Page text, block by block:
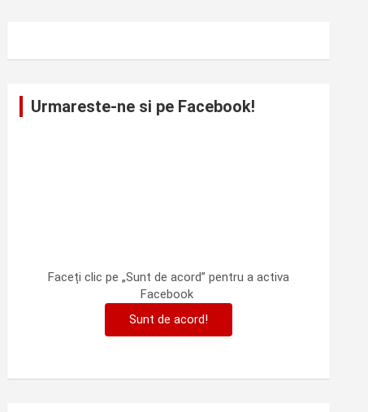
Urmareste-ne si pe Facebook!
Faceți clic pe „Sunt de acord” pentru a activa
Facebook
Sunt de acord!